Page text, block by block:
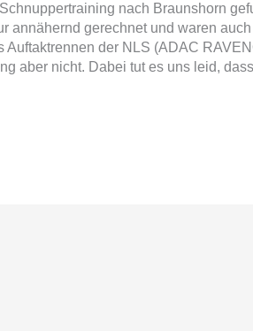
nach Braunshorn
annähernd gerechnet und waren
der NLS (ADAC
aber nicht. Dabei tut es uns leid,